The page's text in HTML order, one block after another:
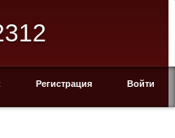
Регистрация Войти